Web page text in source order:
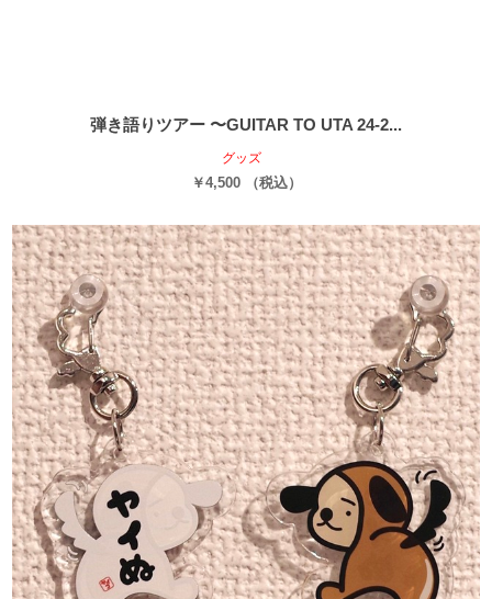
弾き語りツアー 〜GUITAR TO UTA 24-2...
グッズ
￥4,500 （税込）